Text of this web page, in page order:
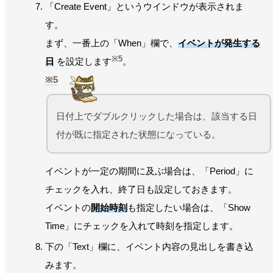
「Create Event」というウインドウが表示されま
す。
まず、一番上の「When」欄で、 イベントが発生する
日 を設定します※5。
5
日付上でダブルクリックした場合は、該当する日
付が既に指定された状態になっている。
イベントが一定の期間に及ぶ場合は、「Period」に
チェックを入れ、終了日も設定しておきます。
イベントの開始時刻 も指定したい場合は、「Show
Time」にチェックを入れて時刻を指定します。
下の「Text」欄に、イベント内容の見出しを書き込
みます。